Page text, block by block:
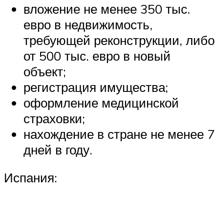
вложение не менее 350 тыс.
евро в недвижимость,
требующей реконструкции, либо
от 500 тыс. евро в новый
объект;
регистрация имущества;
оформление медицинской
страховки;
нахождение в стране не менее 7
дней в году.
Испания: